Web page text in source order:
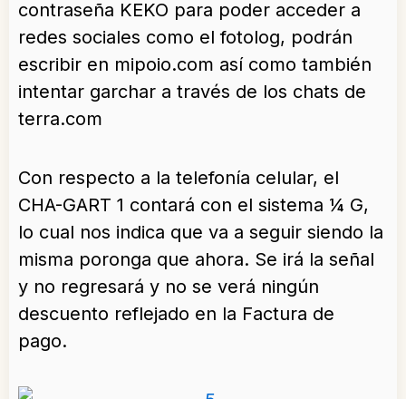
contraseña KEKO para poder acceder a
redes sociales como el fotolog, podrán
escribir en mipoio.com así como también
intentar garchar a través de los chats de
terra.com
Con respecto a la telefonía celular, el
CHA-GART 1 contará con el sistema ¼ G,
lo cual nos indica que va a seguir siendo la
misma poronga que ahora. Se irá la señal
y no regresará y no se verá ningún
descuento reflejado en la Factura de
pago.